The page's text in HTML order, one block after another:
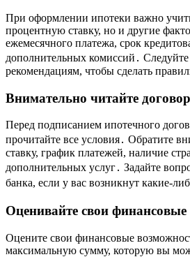
При оформлении ипотеки важно
процентную ставку, но и другие
ежемесячного платежа, срок
дополнительных комиссий․
рекомендациям, чтобы сделать
Внимательно читайте договор
Перед подписанием ипотечного
прочитайте все условия․ Обратите
ставку, график платежей, наличие
дополнительных услуг․ Задайте
банка, если у вас возникнут какие-
Оценивайте свои
Оцените свои финансовые
максимальную сумму, которую вы